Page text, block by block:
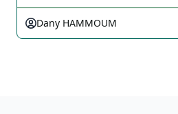
Dany HAMMOUM